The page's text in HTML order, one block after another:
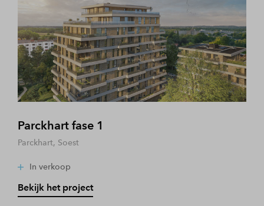
Parckhart fase 1
Parckhart, Soest
In verkoop
Bekijk het project